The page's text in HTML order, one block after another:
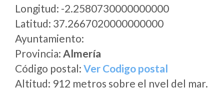
Longitud: -2.2580730000000000
Latitud: 37.2667020000000000
Ayuntamiento:
Provincia: Almería
Código postal: Ver Codigo postal
Altitud: 912 metros sobre el nvel del mar.